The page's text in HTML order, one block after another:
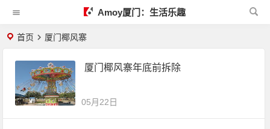
Amoy厦门：生活乐趣
首页 厦门椰风寨
厦门椰风寨年底前拆除
05月22日